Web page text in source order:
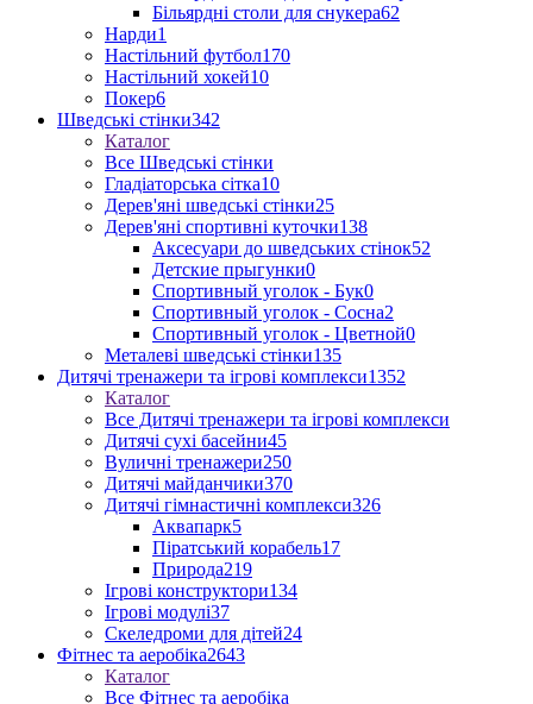
Більярдні столи для снукера62
Нарди1
Настільний футбол170
Настільний хокей10
Покер6
Шведські стінки342
Каталог
Все Шведські стінки
Гладіаторська сітка10
Дерев'яні шведські стінки25
Дерев'яні спортивні куточки138
Аксесуари до шведських стінок52
Детские прыгунки0
Спортивный уголок - Бук0
Спортивный уголок - Сосна2
Спортивный уголок - Цветной0
Металеві шведські стінки135
Дитячі тренажери та ігрові комплекси1352
Каталог
Все Дитячі тренажери та ігрові комплекси
Дитячі сухі басейни45
Вуличні тренажери250
Дитячі майданчики370
Дитячі гімнастичні комплекси326
Аквапарк5
Піратський корабель17
Природа219
Ігрові конструктори134
Ігрові модулі37
Скеледроми для дітей24
Фітнес та аеробіка2643
Каталог
Все Фітнес та аеробіка